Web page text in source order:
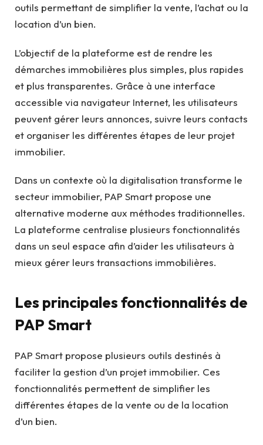
outils permettant de simplifier la vente, l’achat ou la
location d’un bien.
L’objectif de la plateforme est de rendre les
démarches immobilières plus simples, plus rapides
et plus transparentes. Grâce à une interface
accessible via navigateur Internet, les utilisateurs
peuvent gérer leurs annonces, suivre leurs contacts
et organiser les différentes étapes de leur projet
immobilier.
Dans un contexte où la digitalisation transforme le
secteur immobilier, PAP Smart propose une
alternative moderne aux méthodes traditionnelles.
La plateforme centralise plusieurs fonctionnalités
dans un seul espace afin d’aider les utilisateurs à
mieux gérer leurs transactions immobilières.
Les principales fonctionnalités de
PAP Smart
PAP Smart propose plusieurs outils destinés à
faciliter la gestion d’un projet immobilier. Ces
fonctionnalités permettent de simplifier les
différentes étapes de la vente ou de la location
d’un bien.